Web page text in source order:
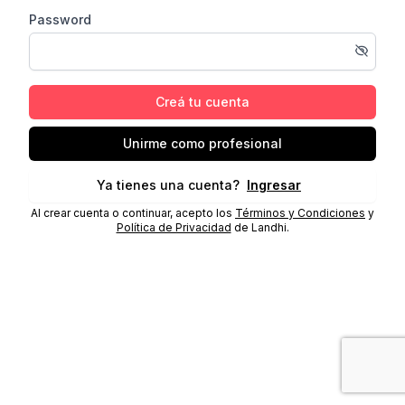
Password
Creá tu cuenta
Unirme como profesional
Ya tienes una cuenta? Ingresar
Al crear cuenta o continuar, acepto los Términos y Condiciones y
Política de Privacidad de Landhi.